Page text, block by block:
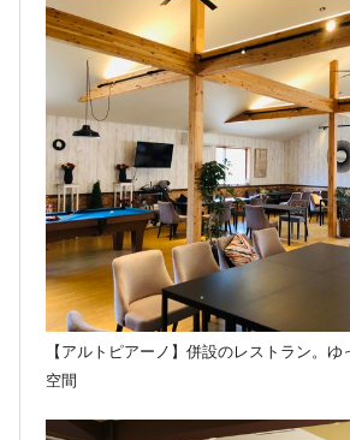
【アルトピアーノ】併設のレストラン。
空間